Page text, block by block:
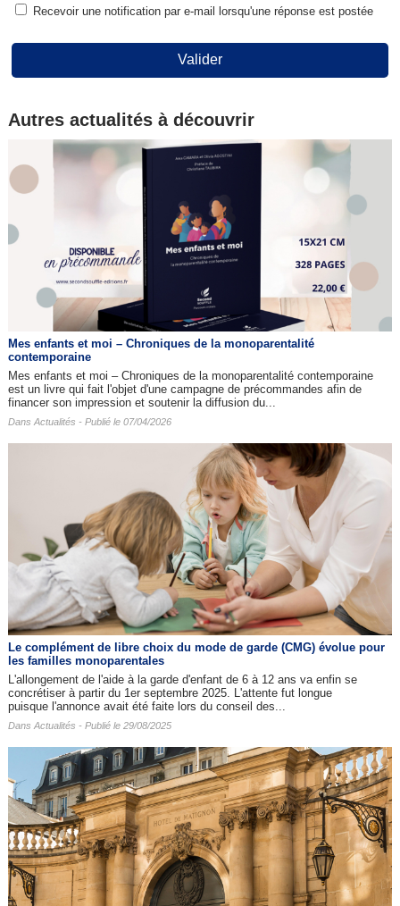
Recevoir une notification par e-mail lorsqu'une réponse est postée
Valider
Autres actualités à découvrir
Mes enfants et moi – Chroniques de la monoparentalité
contemporaine
Mes enfants et moi – Chroniques de la monoparentalité contemporaine
est un livre qui fait l'objet d'une campagne de précommandes afin de
financer son impression et soutenir la diffusion du...
Dans Actualités - Publié le 07/04/2026
Le complément de libre choix du mode de garde (CMG) évolue pour
les familles monoparentales
L'allongement de l'aide à la garde d'enfant de 6 à 12 ans va enfin se
concrétiser à partir du 1er septembre 2025. L'attente fut longue
puisque l'annonce avait été faite lors du conseil des...
Dans Actualités - Publié le 29/08/2025